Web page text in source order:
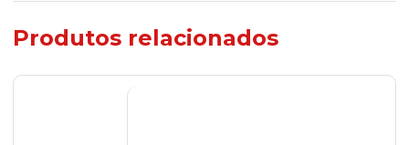
Produtos relacionados